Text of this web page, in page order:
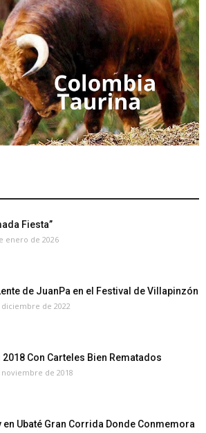
Fiesta”
enero de 2026
de JuanPa en el Festival de Villapinzón
de 2022
2018 Con Carteles Bien Rematados
de 2018
en Ubaté Gran Corrida Donde Conmemora